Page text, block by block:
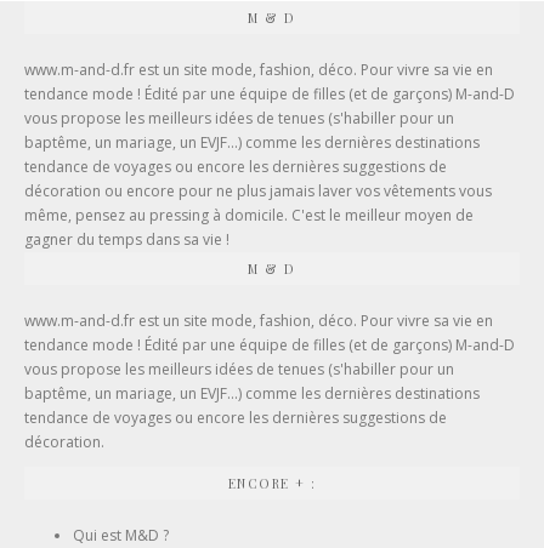
M & D
www.m-and-d.fr est un site mode, fashion, déco. Pour vivre sa vie en
tendance mode ! Édité par une équipe de filles (et de garçons) M-and-D
vous propose les meilleurs idées de tenues (s'habiller pour un
baptême, un mariage, un EVJF...) comme les dernières destinations
tendance de voyages ou encore les dernières suggestions de
décoration ou encore pour ne plus jamais laver vos vêtements vous
même, pensez au pressing à domicile. C'est le meilleur moyen de
gagner du temps dans sa vie !
M & D
www.m-and-d.fr est un site mode, fashion, déco. Pour vivre sa vie en
tendance mode ! Édité par une équipe de filles (et de garçons) M-and-D
vous propose les meilleurs idées de tenues (s'habiller pour un
baptême, un mariage, un EVJF...) comme les dernières destinations
tendance de voyages ou encore les dernières suggestions de
décoration.
ENCORE + :
Qui est M&D ?